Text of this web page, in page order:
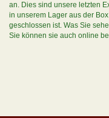
an. Dies sind unsere letzten
in unserem Lager aus der
geschlossen ist. Was Sie
Sie können sie auch online